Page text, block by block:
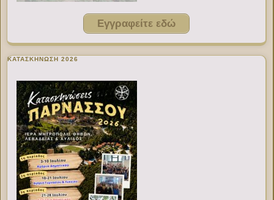
Εγγραφείτε εδώ
ΚΑΤΑΣΚΗΝΩΣΗ 2026